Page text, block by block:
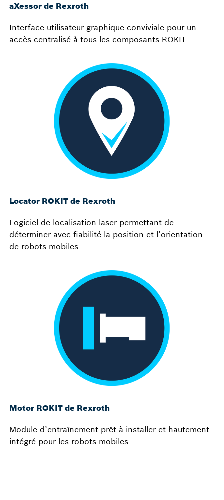
aXessor de Rexroth
Interface utilisateur graphique conviviale pour un
accès centralisé à tous les composants ROKIT
Locator ROKIT de Rexroth
Logiciel de localisation laser permettant de
déterminer avec fiabilité la position et l’orientation
de robots mobiles
Motor ROKIT de Rexroth
Module d’entraînement prêt à installer et hautement
intégré pour les robots mobiles